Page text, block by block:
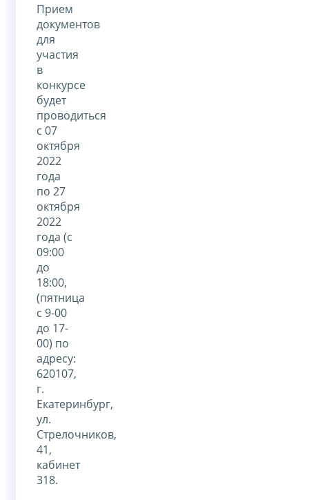
Прием
документов
для
участия
в
конкурсе
будет
проводиться
с 07
октября
2022
года
по 27
октября
2022
года (с
09:00
до
18:00,
(пятница
с 9-00
до 17-
00) по
адресу:
620107,
г.
Екатеринбург,
ул.
Стрелочников,
41,
кабинет
318.